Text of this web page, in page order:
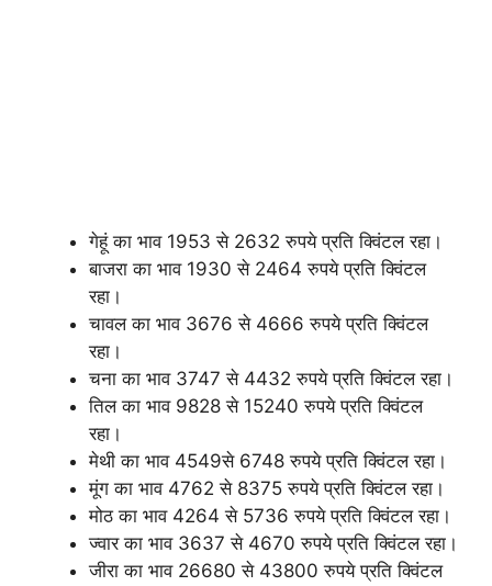
गेहूं का भाव 1953 से 2632 रुपये प्रति क्विंटल रहा।
बाजरा का भाव 1930 से 2464 रुपये प्रति क्विंटल
रहा।
चावल का भाव 3676 से 4666 रुपये प्रति क्विंटल
रहा।
चना का भाव 3747 से 4432 रुपये प्रति क्विंटल रहा।
तिल का भाव 9828 से 15240 रुपये प्रति क्विंटल
रहा।
मेथी का भाव 4549से 6748 रुपये प्रति क्विंटल रहा।
मूंग का भाव 4762 से 8375 रुपये प्रति क्विंटल रहा।
मोठ का भाव 4264 से 5736 रुपये प्रति क्विंटल रहा।
ज्वार का भाव 3637 से 4670 रुपये प्रति क्विंटल रहा।
जीरा का भाव 26680 से 43800 रुपये प्रति क्विंटल